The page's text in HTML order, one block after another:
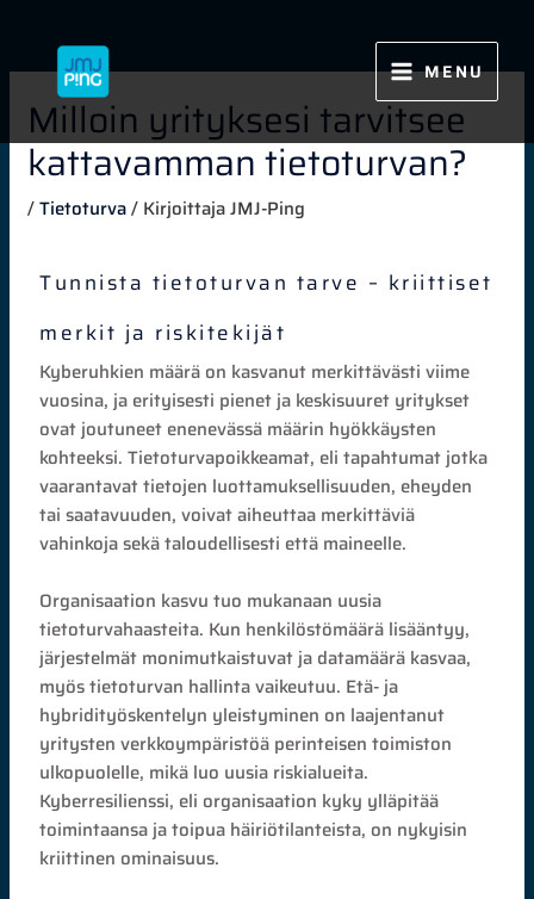
sisältöön
MENU
Milloin yrityksesi tarvitsee
kattavamman tietoturvan?
/Tietoturva/ KirjoittajaJMJ-Ping
Tunnista tietoturvan tarve – kriittiset
merkit ja riskitekijät
Kyberuhkien määrä on kasvanut merkittävästi viime
vuosina, ja erityisesti pienet ja keskisuuret yritykset
ovat joutuneet enenevässä määrin hyökkäysten
kohteeksi. Tietoturvapoikkeamat, eli tapahtumat jotka
vaarantavat tietojen luottamuksellisuuden, eheyden
tai saatavuuden, voivat aiheuttaa merkittäviä
vahinkoja sekä taloudellisesti että maineelle.
Organisaation kasvu tuo mukanaan uusia
tietoturvahaasteita. Kun henkilöstömäärä lisääntyy,
järjestelmät monimutkaistuvat ja datamäärä kasvaa,
myös tietoturvan hallinta vaikeutuu. Etä- ja
hybridityöskentelyn yleistyminen on laajentanut
yritysten verkkoympäristöä perinteisen toimiston
ulkopuolelle, mikä luo uusia riskialueita.
Kyberresilienssi, eli organisaation kyky ylläpitää
toimintaansa ja toipua häiriötilanteista, on nykyisin
kriittinen ominaisuus.